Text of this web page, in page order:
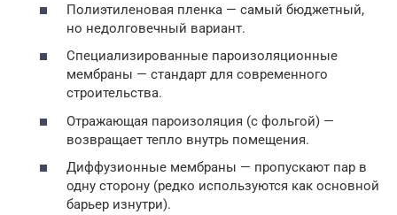
Полиэтиленовая пленка — самый бюджетный,
но недолговечный вариант.
Специализированные пароизоляционные
мембраны — стандарт для современного
строительства.
Отражающая пароизоляция (с фольгой) —
возвращает тепло внутрь помещения.
Диффузионные мембраны — пропускают пар в
одну сторону (редко используются как основной
барьер изнутри).